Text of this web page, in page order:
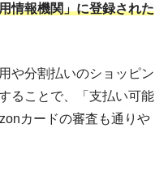
情報機関」に登録された
や分割払いのショッピン
ることで、「支払い可能
カードの審査も通りや